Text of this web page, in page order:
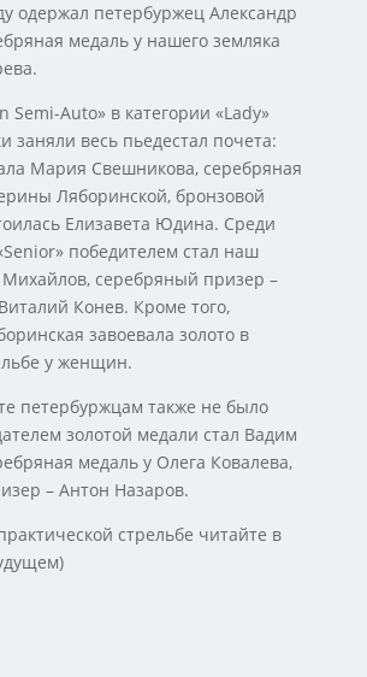
одержал петербуржец Александр
медаль у нашего земляка
Semi-Auto» в категории «Lady»
заняли весь пьедестал почета:
Мария Свешникова, серебряная
Ляборинской, бронзовой
Елизавета Юдина. Среди
победителем стал наш
серебряный призер –
Конев. Кроме того,
завоевала золото в
у женщин.
петербуржцам также не было
золотой медали стал Вадим
медаль у Олега Ковалева,
– Антон Назаров.
стрельбе читайте в